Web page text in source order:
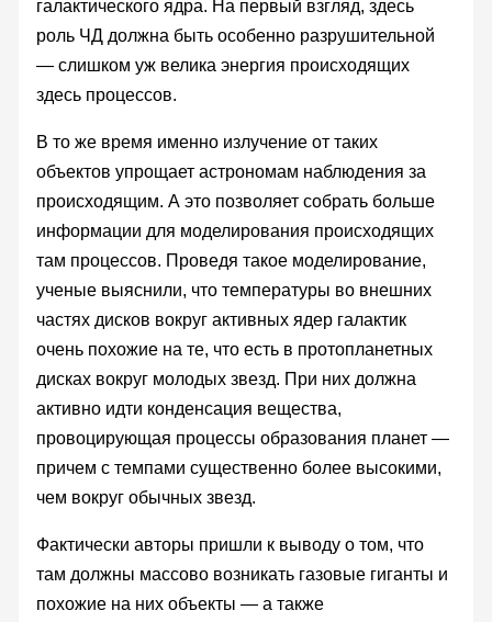
галактического ядра. На первый взгляд, здесь
роль ЧД должна быть особенно разрушительной
— слишком уж велика энергия происходящих
здесь процессов.
В то же время именно излучение от таких
объектов упрощает астрономам наблюдения за
происходящим. А это позволяет собрать больше
информации для моделирования происходящих
там процессов. Проведя такое моделирование,
ученые выяснили, что температуры во внешних
частях дисков вокруг активных ядер галактик
очень похожие на те, что есть в протопланетных
дисках вокруг молодых звезд. При них должна
активно идти конденсация вещества,
провоцирующая процессы образования планет —
причем с темпами существенно более высокими,
чем вокруг обычных звезд.
Фактически авторы пришли к выводу о том, что
там должны массово возникать газовые гиганты и
похожие на них объекты — а также